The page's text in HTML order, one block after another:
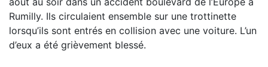
Rumilly. Ils circulaient ensemble sur une trottinette
lorsqu’ils sont entrés en collision avec une voiture. L’un
d’eux a été grièvement blessé.